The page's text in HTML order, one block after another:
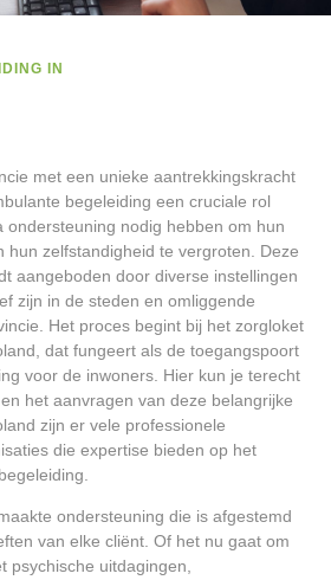
IN
met een unieke aantrekkingskracht
begeleiding een cruciale rol
ondersteuning nodig hebben om hun
hun zelfstandigheid te vergroten. Deze
aangeboden door diverse instellingen
zijn in de steden en omliggende
Het proces begint bij het zorgloket
dat fungeert als de toegangspoort
voor de inwoners. Hier kun je terecht
het aanvragen van deze belangrijke
zijn er vele professionele
die expertise bieden op het
ondersteuning die is afgestemd
van elke cliënt. Of het nu gaat om
psychische uitdagingen,